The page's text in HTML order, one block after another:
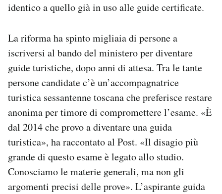
identico a quello già in uso alle guide certificate.
La riforma ha spinto migliaia di persone a
iscriversi al bando del ministero per diventare
guide turistiche, dopo anni di attesa. Tra le tante
persone candidate c’è un’accompagnatrice
turistica sessantenne toscana che preferisce restare
anonima per timore di compromettere l’esame. «È
dal 2014 che provo a diventare una guida
turistica», ha raccontato al Post. «Il disagio più
grande di questo esame è legato allo studio.
Conosciamo le materie generali, ma non gli
argomenti precisi delle prove». L’aspirante guida